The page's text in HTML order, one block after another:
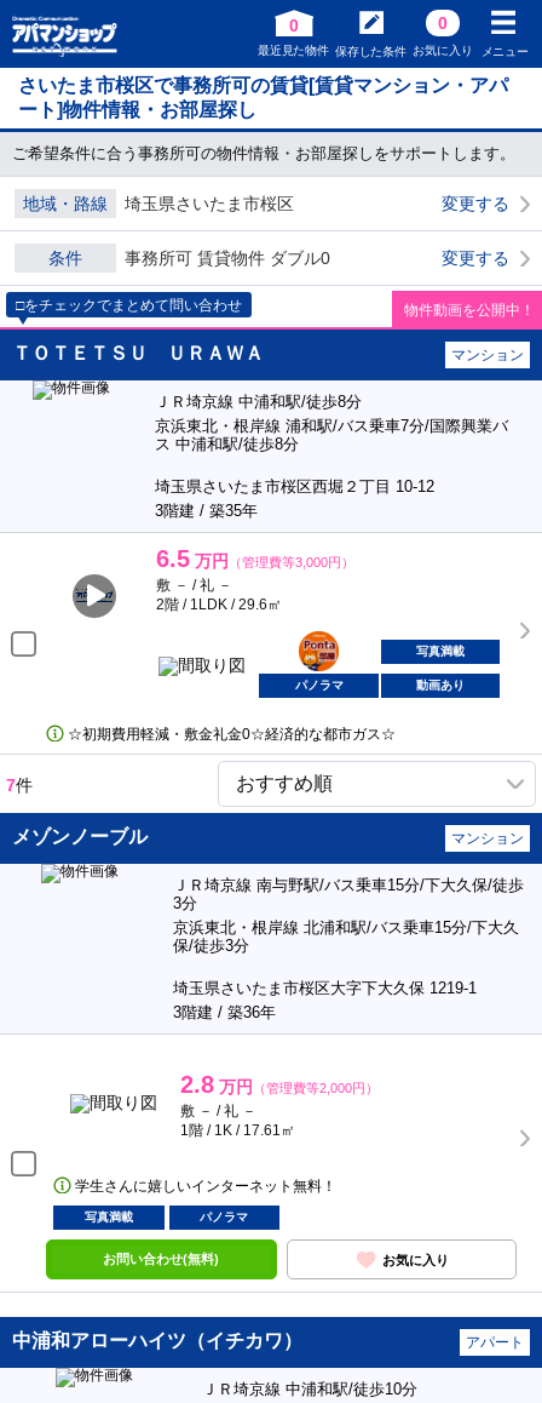
0
最近見た物件 保存した条件
0
お気に入り メニュー
さいたま市桜区で事務所可の賃貸[賃貸マンション・アパ
ート]物件情報・お部屋探し
ご希望条件に合う事務所可の物件情報・お部屋探しをサポートします。
地域・路線 埼玉県さいたま市桜区 変更する
条件 事務所可 賃貸物件 ダブル0 変更する
□をチェックでまとめて問い合わせ 物件動画を公開中！
ＴＯＴＥＴＳＵ ＵＲＡＷＡ マンション
ＪＲ埼京線 中浦和駅/徒歩8分
京浜東北・根岸線 浦和駅/バス乗車7分/国際興業バ
ス 中浦和駅/徒歩8分
埼玉県さいたま市桜区西堀２丁目 10-12
3階建 / 築35年
6.5 万円 （管理費等3,000円）
敷 － / 礼 －
2階 / 1LDK / 29.6㎡
ポンタ
部屋
写真満載
パノラマ 動画あり
☆初期費用軽減・敷金礼金0☆経済的な都市ガス☆
7件
メゾンノーブル マンション
ＪＲ埼京線 南与野駅/バス乗車15分/下大久保/徒歩
3分
京浜東北・根岸線 北浦和駅/バス乗車15分/下大久
保/徒歩3分
埼玉県さいたま市桜区大字下大久保 1219-1
3階建 / 築36年
2.8 万円 （管理費等2,000円）
敷 － / 礼 －
1階 / 1K / 17.61㎡
学生さんに嬉しいインターネット無料！
写真満載 パノラマ
お問い合わせ(無料) お気に入り
中浦和アローハイツ（イチカワ） アパート
ＪＲ埼京線 中浦和駅/徒歩10分